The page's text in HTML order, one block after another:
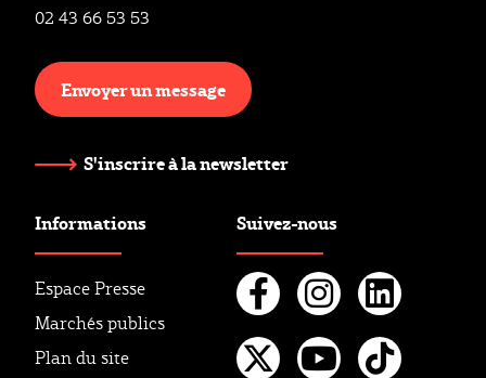
02 43 66 53 53
Envoyer un message
S'inscrire à la newsletter
Informations
Espace Presse
Marchés publics
Plan du site
Suivez-nous
Facebook